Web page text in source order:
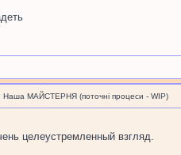
Наша МАЙСТЕРНЯ (поточні процеси - WIP)
целеустремленный взгляд.